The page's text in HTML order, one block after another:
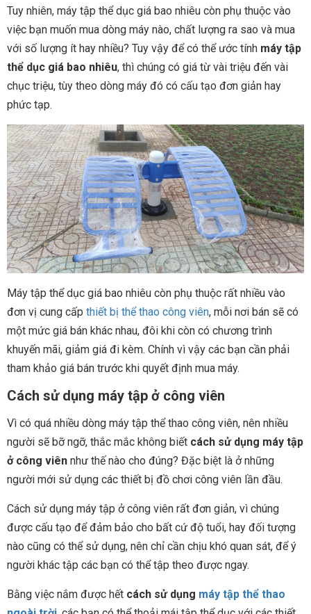
Tuy nhiên, máy tập thể dục giá bao nhiêu còn phụ thuộc vào
việc bạn muốn mua dòng máy nào, chất lượng ra sao và mua
với số lượng ít hay nhiều? Tuy vậy để có thể ước tính máy tập
thể dục giá bao nhiêu, thì chúng có giá từ vài triệu đến vài
chục triệu, tùy theo dòng máy đó có cấu tạo đơn giản hay
phức tạp.
Máy tập thể dục giá bao nhiêu còn phụ thuộc rất nhiều vào
đơn vị cung cấp thiết bị thể thao công viên, mỗi nơi bán sẽ có
một mức giá bán khác nhau, đôi khi còn có chương trình
khuyến mãi, giảm giá đi kèm. Chính vì vậy các bạn cần phải
tham khảo giá bán trước khi quyết định mua máy.
Cách sử dụng máy tập ở công viên
Vì có quá nhiều dòng máy tập thể thao công viên, nên nhiều
người sẽ bỡ ngỡ, thắc mắc không biết cách sử dụng máy tập
ở công viên như thế nào cho đúng? Đặc biệt là ở những
người mới sử dụng các thiết bị đồ chơi công viên lần đầu.
Cách sử dụng máy tập ở công viên rất đơn giản, vì chúng
được cấu tạo để đảm bảo cho bất cứ độ tuổi, hay đối tượng
nào cũng có thể sử dụng, nên chỉ cần chịu khó quan sát, để ý
người khác tập các bạn có thể tập theo được ngay.
Bằng việc nắm được hết cách sử dụng máy tập thể thao